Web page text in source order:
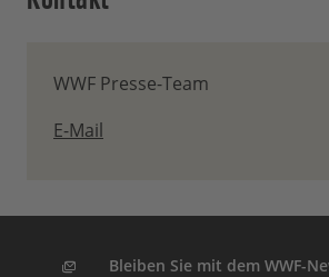
WWF Presse-Team
E-Mail
Bleiben Sie mit dem WWF-